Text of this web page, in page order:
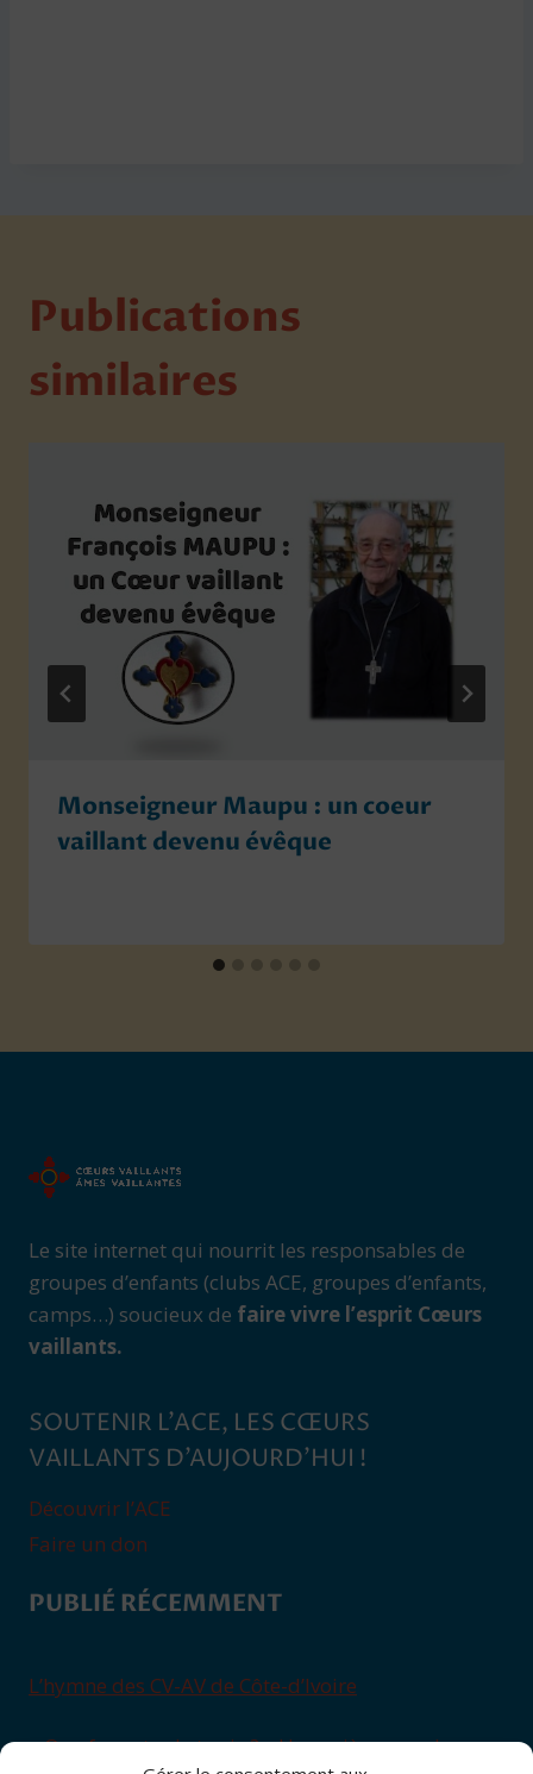
Publications
similaires
Monseigneur Maupu : un coeur
vaillant devenu évêque
Le site internet qui nourrit les responsables de
groupes d’enfants (clubs ACE, groupes d’enfants,
camps…) soucieux de faire vivre l’esprit Cœurs
vaillants.
SOUTENIR L’ACE, LES CŒURS
VAILLANTS D’AUJOURD’HUI !
Découvrir l’ACE
Faire un don
PUBLIÉ RÉCEMMENT
L’hymne des CV-AV de Côte-d’Ivoire
« Que feras-tu de ta vie ? » Une prière pour les